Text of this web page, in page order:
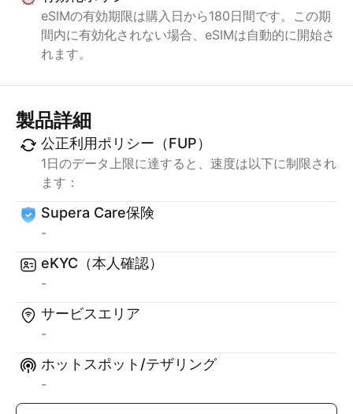
eSIMの有効期限は購入日から180日間です。この期
間内に有効化されない場合、eSIMは自動的に開始さ
れます。
製品詳細
公正利用ポリシー（FUP）
1日のデータ上限に達すると、速度は以下に制限され
ます：
Supera Care保険
-
eKYC（本人確認）
-
サービスエリア
-
ホットスポット/テザリング
-